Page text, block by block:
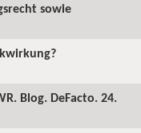
sowie
Blog. DeFacto. 24.